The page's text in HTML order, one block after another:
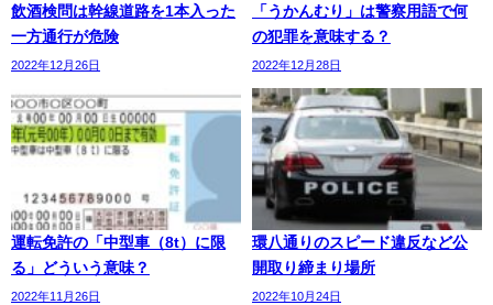
飲酒検問は幹線道路を1本入った
一方通行が危険
2022年12月26日
「うかんむり」は警察用語で何
の犯罪を意味する？
2022年12月28日
運転免許の「中型車（8t）に限
る」どういう意味？
2022年11月26日
環八通りのスピード違反など公
開取り締まり場所
2022年10月24日